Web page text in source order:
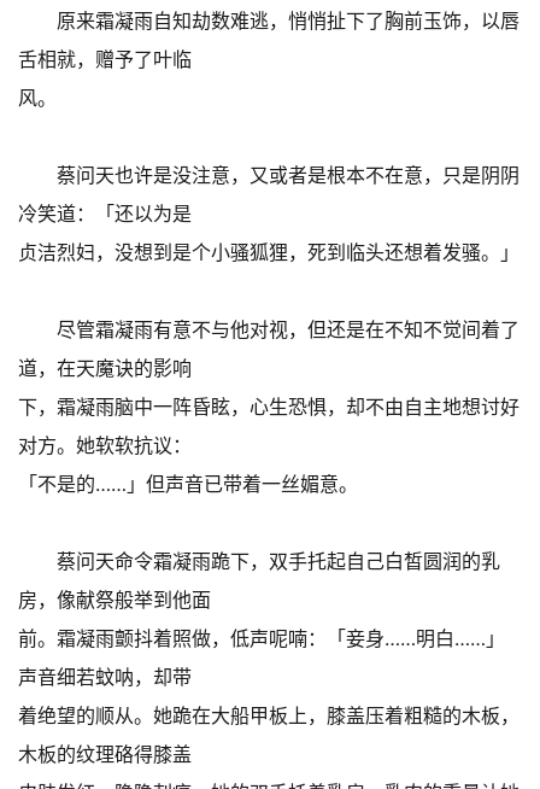
原来霜凝雨自知劫数难逃，悄悄扯下了胸前玉饰，以唇
舌相就，赠予了叶临
风。
蔡问天也许是没注意，又或者是根本不在意，只是阴阴
冷笑道：「还以为是
贞洁烈妇，没想到是个小骚狐狸，死到临头还想着发骚。」
尽管霜凝雨有意不与他对视，但还是在不知不觉间着了
道，在天魔诀的影响
下，霜凝雨脑中一阵昏眩，心生恐惧，却不由自主地想讨好
对方。她软软抗议：
「不是的……」但声音已带着一丝媚意。
蔡问天命令霜凝雨跪下，双手托起自己白皙圆润的乳
房，像献祭般举到他面
前。霜凝雨颤抖着照做，低声呢喃：「妾身……明白……」
声音细若蚊呐，却带
着绝望的顺从。她跪在大船甲板上，膝盖压着粗糙的木板，
木板的纹理硌得膝盖